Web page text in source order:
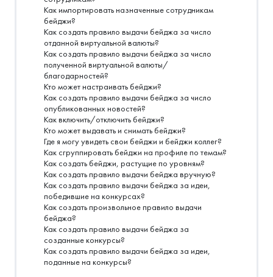
Как импортировать назначенные сотрудникам
бейджи?
Как создать правило выдачи бейджа за число
отданной виртуальной валюты?
Как создать правило выдачи бейджа за число
полученной виртуальной валюты/
благодарностей?
Кто может настраивать бейджи?
Как создать правило выдачи бейджа за число
опубликованных новостей?
Как включить/отключить бейджи?
Кто может выдавать и снимать бейджи?
Где я могу увидеть свои бейджи и бейджи коллег?
Как сгруппировать бейджи на профиле по темам?
Как создать бейджи, растущие по уровням?
Как создать правило выдачи бейджа вручную?
Как создать правило выдачи бейджа за идеи,
победившие на конкурсах?
Как создать произвольное правило выдачи
бейджа?
Как создать правило выдачи бейджа за
созданные конкурсы?
Как создать правило выдачи бейджа за идеи,
поданные на конкурсы?